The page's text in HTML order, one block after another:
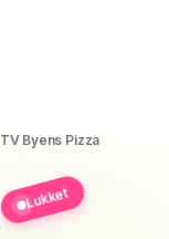
TV Byens Pizza
Lukket